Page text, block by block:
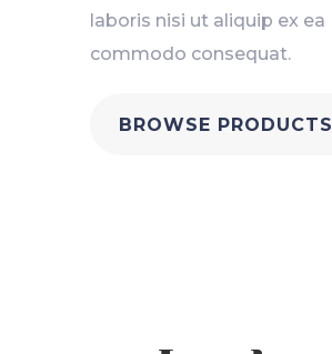
laboris nisi ut aliquip ex ea
commodo consequat.
BROWSE PRODUCTS